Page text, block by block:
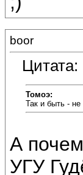
boor
Цитата:
Томоэ:
Так и быть - не
А
УГУ